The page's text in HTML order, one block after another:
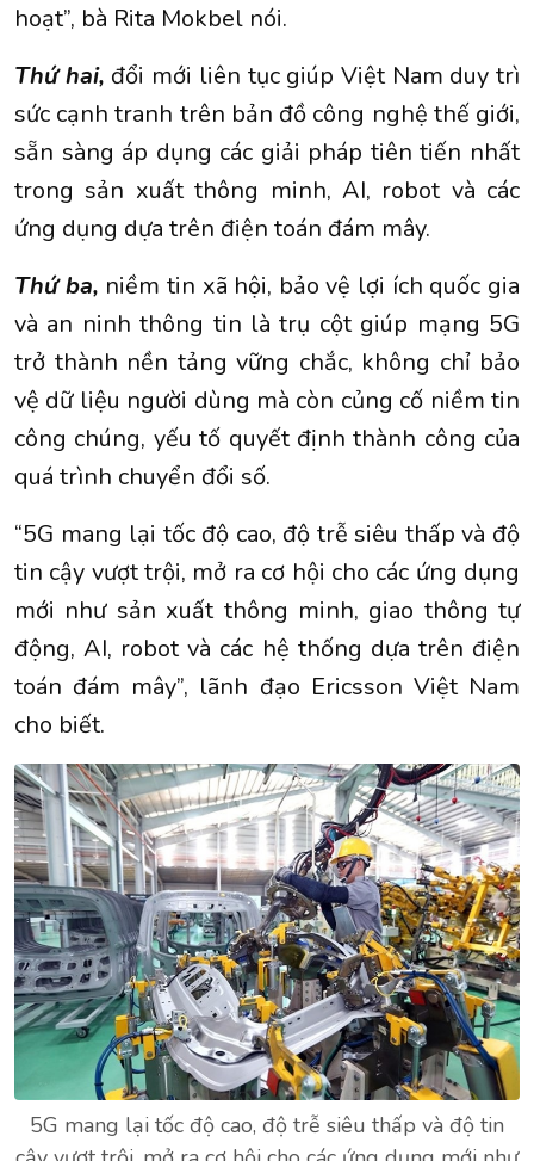
hoạt”, bà Rita Mokbel nói.
Thứ hai, đổi mới liên tục giúp Việt Nam duy trì
sức cạnh tranh trên bản đồ công nghệ thế giới,
sẵn sàng áp dụng các giải pháp tiên tiến nhất
trong sản xuất thông minh, AI, robot và các
ứng dụng dựa trên điện toán đám mây.
Thứ ba, niềm tin xã hội, bảo vệ lợi ích quốc gia
và an ninh thông tin là trụ cột giúp mạng 5G
trở thành nền tảng vững chắc, không chỉ bảo
vệ dữ liệu người dùng mà còn củng cố niềm tin
công chúng, yếu tố quyết định thành công của
quá trình chuyển đổi số.
“5G mang lại tốc độ cao, độ trễ siêu thấp và độ
tin cậy vượt trội, mở ra cơ hội cho các ứng dụng
mới như sản xuất thông minh, giao thông tự
động, AI, robot và các hệ thống dựa trên điện
toán đám mây”, lãnh đạo Ericsson Việt Nam
cho biết.
5G mang lại tốc độ cao, độ trễ siêu thấp và độ tin